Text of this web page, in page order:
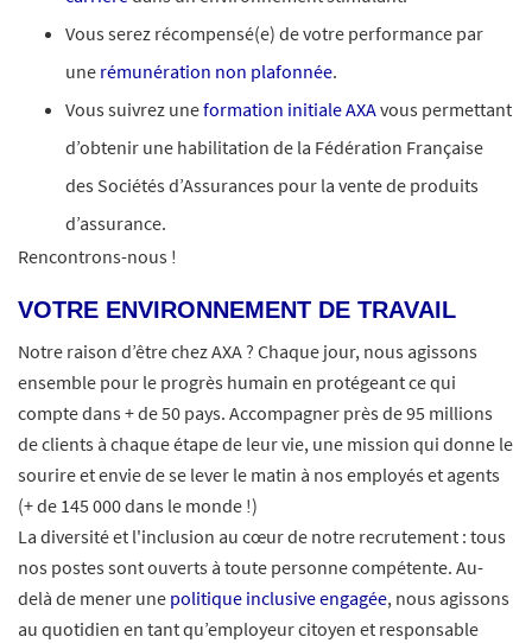
Vous serez récompensé(e) de votre performance par
une rémunération non plafonnée.
Vous suivrez uneformation initiale AXAvous permettant
d’obtenir une habilitation de la Fédération Française
des Sociétés d’Assurances pour la vente de produits
d’assurance.
Rencontrons-nous !
VOTRE ENVIRONNEMENT DE TRAVAIL
Notre raison d’être chez AXA ? Chaque jour, nous agissons
ensemble pour le progrès humain en protégeant ce qui
compte dans + de 50 pays. Accompagner près de 95 millions
de clients à chaque étape de leur vie, une mission qui donne le
sourire et envie de se lever le matin à nos employés et agents
(+ de 145 000 dans le monde !)
La diversité et l'inclusion au cœur de notre recrutement : tous
nos postes sont ouverts à toute personne compétente. Au-
delà de mener une politique inclusive engagée, nous agissons
au quotidien en tant qu’employeur citoyen et responsable